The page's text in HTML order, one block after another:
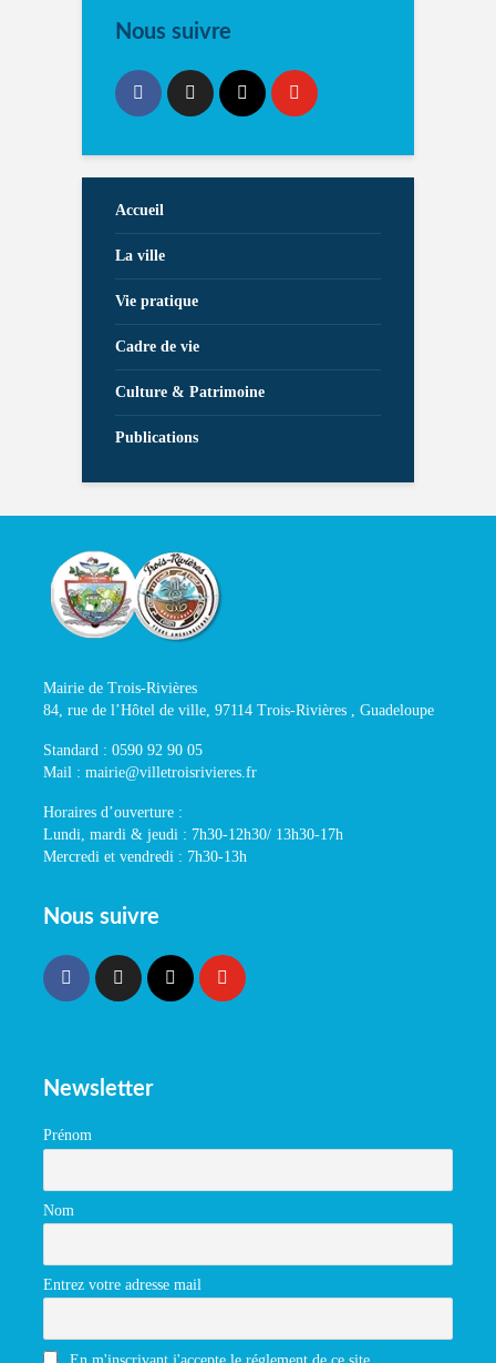
Nous suivre
Accueil
La ville
Vie pratique
Cadre de vie
Culture & Patrimoine
Publications
Mairie de Trois-Rivières
84, rue de l’Hôtel de ville, 97114 Trois-Rivières , Guadeloupe
Standard : 0590 92 90 05
Mail : mairie@villetroisrivieres.fr
Horaires d’ouverture :
Lundi, mardi & jeudi : 7h30-12h30/ 13h30-17h
Mercredi et vendredi : 7h30-13h
Nous suivre
Newsletter
Prénom
Nom
Entrez votre adresse mail